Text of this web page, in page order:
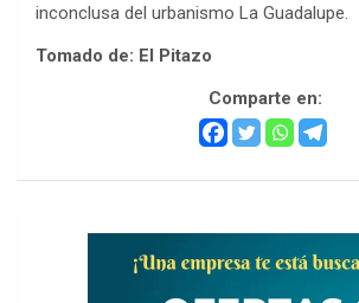
inconclusa del urbanismo La Guadalupe.
Tomado de: El Pitazo
Comparte en: